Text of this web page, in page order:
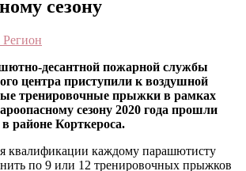
сезону
десантной пожарной службы
центра приступили к воздушной
тренировочные прыжки в рамках
сезону 2020 года прошли
районе Корткероса.
квалификации каждому парашютисту
по 9 или 12 тренировочных прыжков